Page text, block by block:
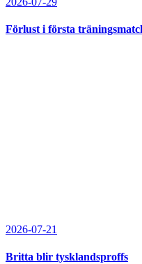
Förlust i första
2026-07-21
Britta blir tysklandsproffs